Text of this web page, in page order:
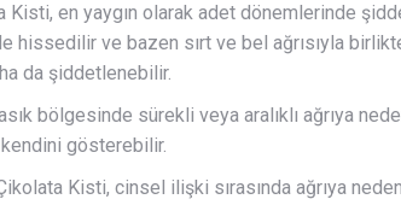
Kisti, en yaygın olarak adet dönemlerinde
hissedilir ve bazen sırt ve bel ağrısıyla
da şiddetlenebilir.
bölgesinde sürekli veya aralıklı ağrıya
gösterebilir.
Kisti, cinsel ilişki sırasında ağrıya